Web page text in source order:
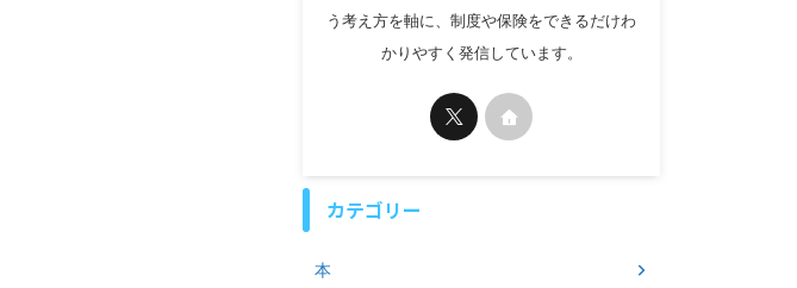
う考え方を軸に、制度や保険をできるだけわ
かりやすく発信しています。
カテゴリー
本